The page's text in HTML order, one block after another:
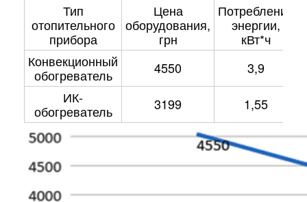
Тип
отопительного
прибора
Цена
оборудования,
грн
Потребление
энергии,
кВт*ч
Конвекционный
обогреватель
4550
3,9
ИК-
обогреватель
3199 1,55